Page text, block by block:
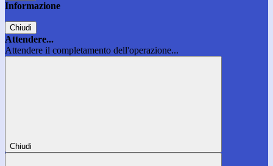
Informazione
Chiudi
Attendere...
Attendere il completamento dell'operazione...
Chiudi